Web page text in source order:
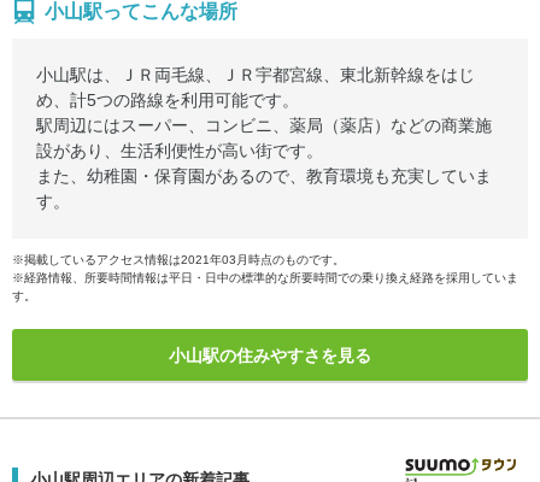
小山駅ってこんな場所
小山駅は、ＪＲ両毛線、ＪＲ宇都宮線、東北新幹線をはじ
め、計5つの路線を利用可能です。
駅周辺にはスーパー、コンビニ、薬局（薬店）などの商業施
設があり、生活利便性が高い街です。
また、幼稚園・保育園があるので、教育環境も充実していま
す。
※掲載しているアクセス情報は2021年03月時点のものです。
※経路情報、所要時間情報は平日・日中の標準的な所要時間での乗り換え経路を採用していま
す。
小山駅の住みやすさを見る